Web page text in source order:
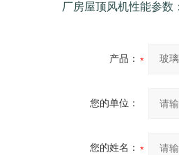
厂房屋顶风机性能参数
产品：
您的单位：
您的姓名：